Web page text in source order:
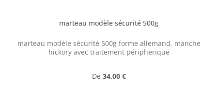
marteau modèle sécurité 500g
marteau modèle sécurité 500g forme allemand, manche
hickory avec traitement péripherique
Prix régulier :
De 34,00 €